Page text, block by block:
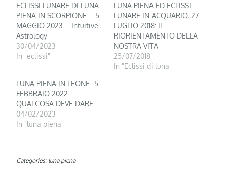
ECLISSI LUNARE DI LUNA
PIENA IN SCORPIONE – 5
MAGGIO 2023 – Intuitive
Astrology
30/04/2023
In "eclissi"
LUNA PIENA ED ECLISSI
LUNARE IN ACQUARIO, 27
LUGLIO 2018: IL
RIORIENTAMENTO DELLA
NOSTRA VITA
25/07/2018
In "Eclissi di luna"
LUNA PIENA IN LEONE -5
FEBBRAIO 2022 –
QUALCOSA DEVE DARE
04/02/2023
In "luna piena"
Categories: luna piena